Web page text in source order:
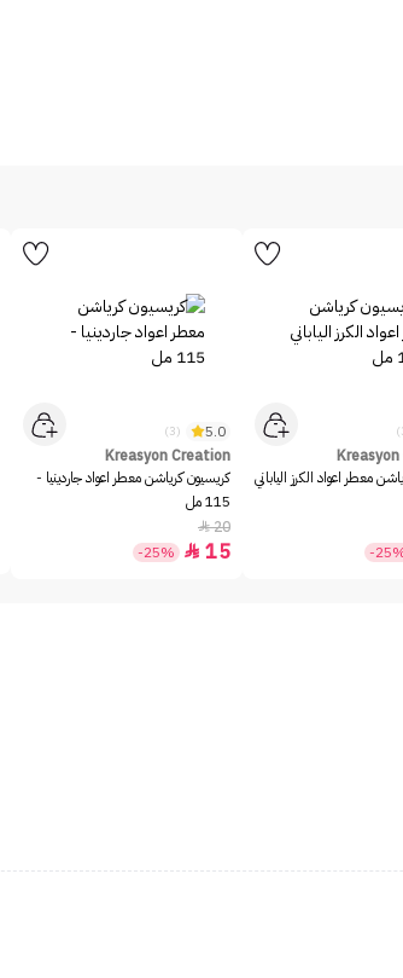
معطر اعواد الكرز الياباني
-
5.0
(3)
Kreasyon Creation
كريسيون كرياشن معطر اعواد جاردينيا -
115 مل
20

15

-25%